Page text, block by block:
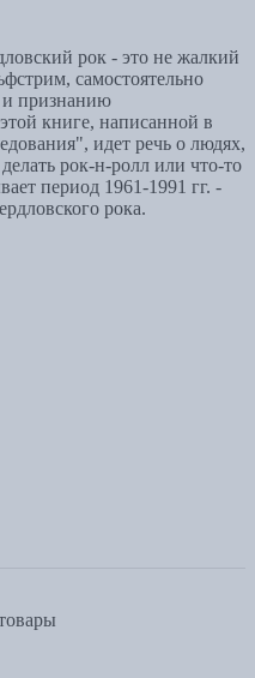
рок - это не жалкий
самостоятельно
признанию
книге, написанной в
идет речь о людях,
рок-н-ролл или что-то
период 1961-1991 гг. -
рока.